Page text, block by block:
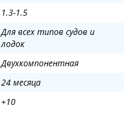
1.3-1.5
Для всех типов судов и
лодок
Двухкомпонентная
24 месяца
+10